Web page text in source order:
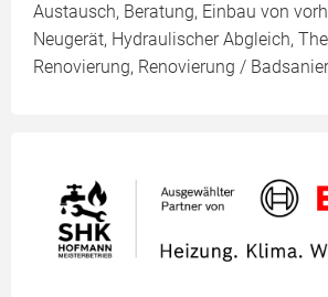
Austausch, Beratung, Einbau von
Neugerät, Hydraulischer Abgleich,
Renovierung, Renovierung /